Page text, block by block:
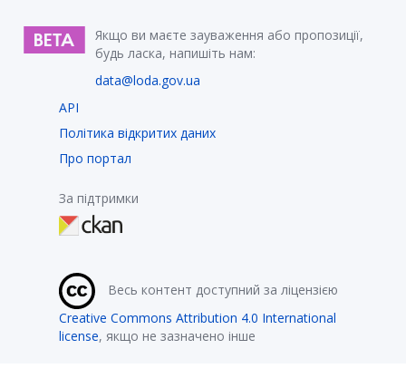
Якщо ви маєте зауваження або пропозиції,
будь ласка, напишіть нам:
data@loda.gov.ua
API
Політика відкритих даних
Про портал
За підтримки
Весь контент доступний за ліцензією
Creative Commons Attribution 4.0 International
license, якщо не зазначено інше